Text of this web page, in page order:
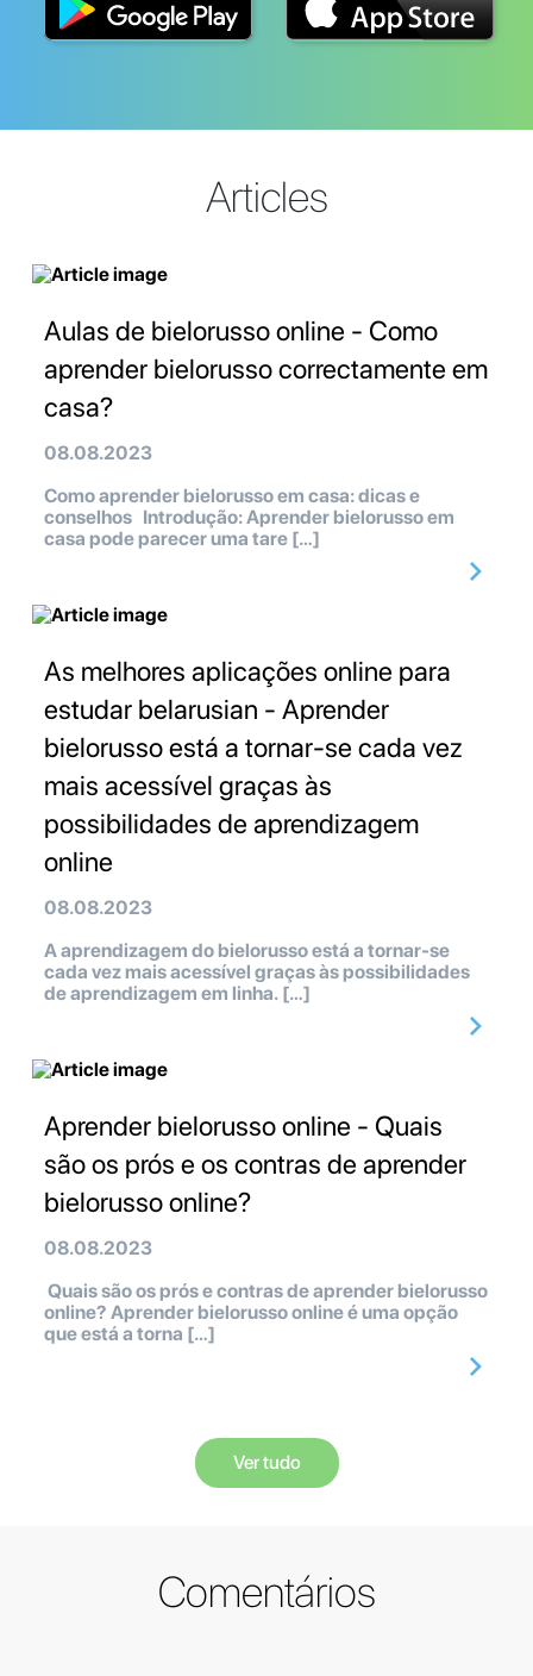
Articles
Aulas de bielorusso online - Como
aprender bielorusso correctamente em
casa?
08.08.2023
Como aprender bielorusso em casa: dicas e
conselhos Introdução: Aprender bielorusso em
casa pode parecer uma tare […]
As melhores aplicações online para
estudar belarusian - Aprender
bielorusso está a tornar-se cada vez
mais acessível graças às
possibilidades de aprendizagem
online
08.08.2023
A aprendizagem do bielorusso está a tornar-se
cada vez mais acessível graças às possibilidades
de aprendizagem em linha. […]
Aprender bielorusso online - Quais
são os prós e os contras de aprender
bielorusso online?
08.08.2023
Quais são os prós e contras de aprender bielorusso
online? Aprender bielorusso online é uma opção
que está a torna […]
Ver tudo
Comentários